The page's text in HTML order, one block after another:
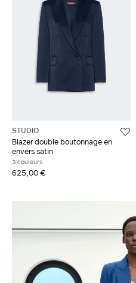
STUDIO
Blazer double boutonnage en
envers satin
3 couleurs
625,00 €